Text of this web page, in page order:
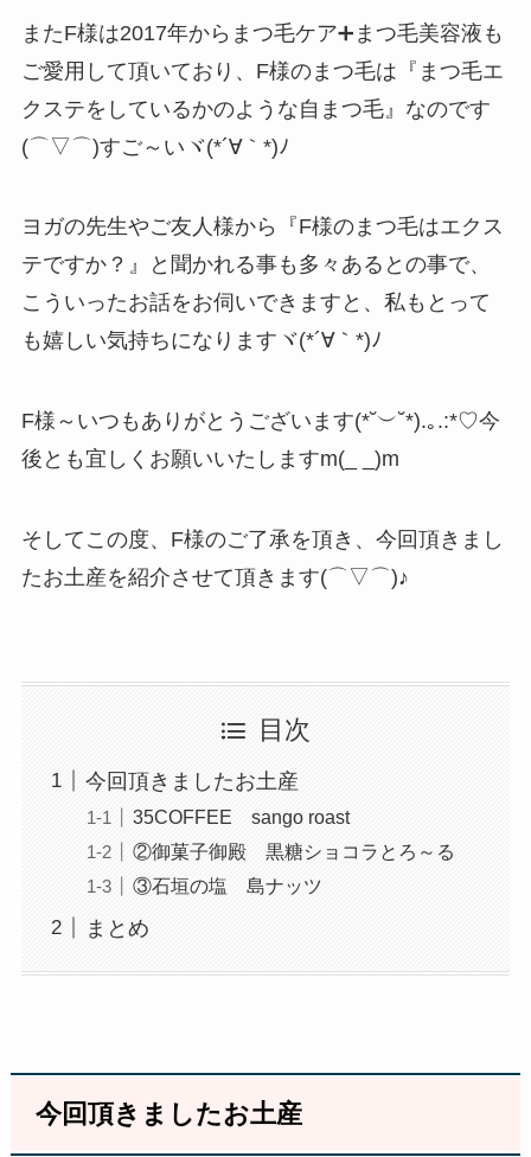
またF様は2017年からまつ毛ケア➕まつ毛美容液も
ご愛用して頂いており、F様のまつ毛は『まつ毛エ
クステをしているかのような自まつ毛』なのです
(⌒▽⌒)すご～いヾ(*´∀｀*)ﾉ
ヨガの先生やご友人様から『F様のまつ毛はエクス
テですか？』と聞かれる事も多々あるとの事で、
こういったお話をお伺いできますと、私もとって
も嬉しい気持ちになりますヾ(*´∀｀*)ﾉ
F様～いつもありがとうございます(*˘︶˘*).｡.:*♡今
後とも宜しくお願いいたしますm(_ _)m
そしてこの度、F様のご了承を頂き、今回頂きまし
たお土産を紹介させて頂きます(⌒▽⌒)♪
目次
今回頂きましたお土産
35COFFEE sango roast
②御菓子御殿 黒糖ショコラとろ～る
③石垣の塩 島ナッツ
まとめ
今回頂きましたお土産